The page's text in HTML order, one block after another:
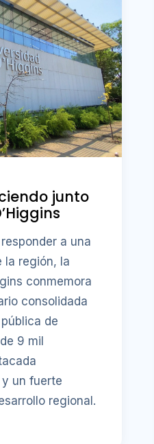
junto
a una
la región, la
conmemora
consolidada
de
9 mil
un fuerte
regional.